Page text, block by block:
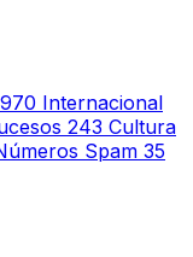
970 Internacional
243 Cultura
Spam 35